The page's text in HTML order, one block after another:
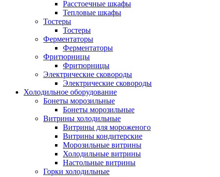
Расстоечные шкафы
Тепловые шкафы
Тостеры
Тостеры
Ферментаторы
Ферментаторы
Фритюрницы
Фритюрницы
Электрические сковороды
Электрические сковороды
Холодильное оборудование
Бонеты морозильные
Бонеты морозильные
Витрины холодильные
Витрины для мороженого
Витрины кондитерские
Морозильные витрины
Холодильные витрины
Настольные витрины
Горки холодильные